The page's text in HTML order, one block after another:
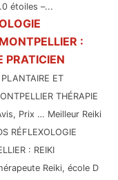
étoiles –...
:
PRATICIEN
ET
THÉRAPIE
Prix … Meilleur Reiki
RÉFLEXOLOGIE
: REIKI
Reiki, école D